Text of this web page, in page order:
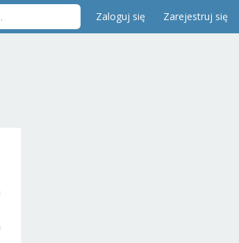
Zaloguj się Zarejestruj się